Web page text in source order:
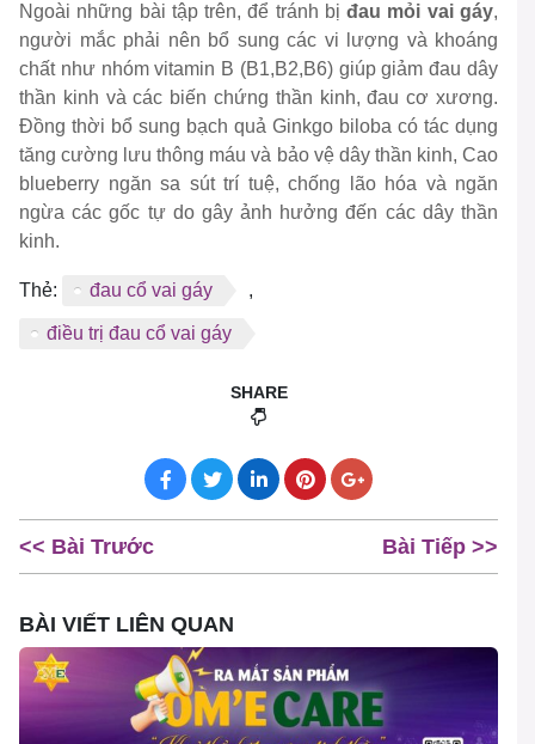
Ngoài những bài tập trên, để tránh bịđau mỏi vai gáy,
người mắc phải nên bổ sung các vi lượng và khoáng
chất như nhóm vitamin B (B1,B2,B6) giúp giảm đau dây
thần kinh và các biến chứng thần kinh, đau cơ xương.
Đồng thời bổ sung bạch quả Ginkgo biloba có tác dụng
tăng cường lưu thông máu và bảo vệ dây thần kinh, Cao
blueberry ngăn sa sút trí tuệ, chống lão hóa và ngăn
ngừa các gốc tự do gây ảnh hưởng đến các dây thần
kinh.
Thẻ: đau cổ vai gáy ,
điều trị đau cổ vai gáy
SHARE
<< Bài Trước Bài Tiếp >>
BÀI VIẾT LIÊN QUAN